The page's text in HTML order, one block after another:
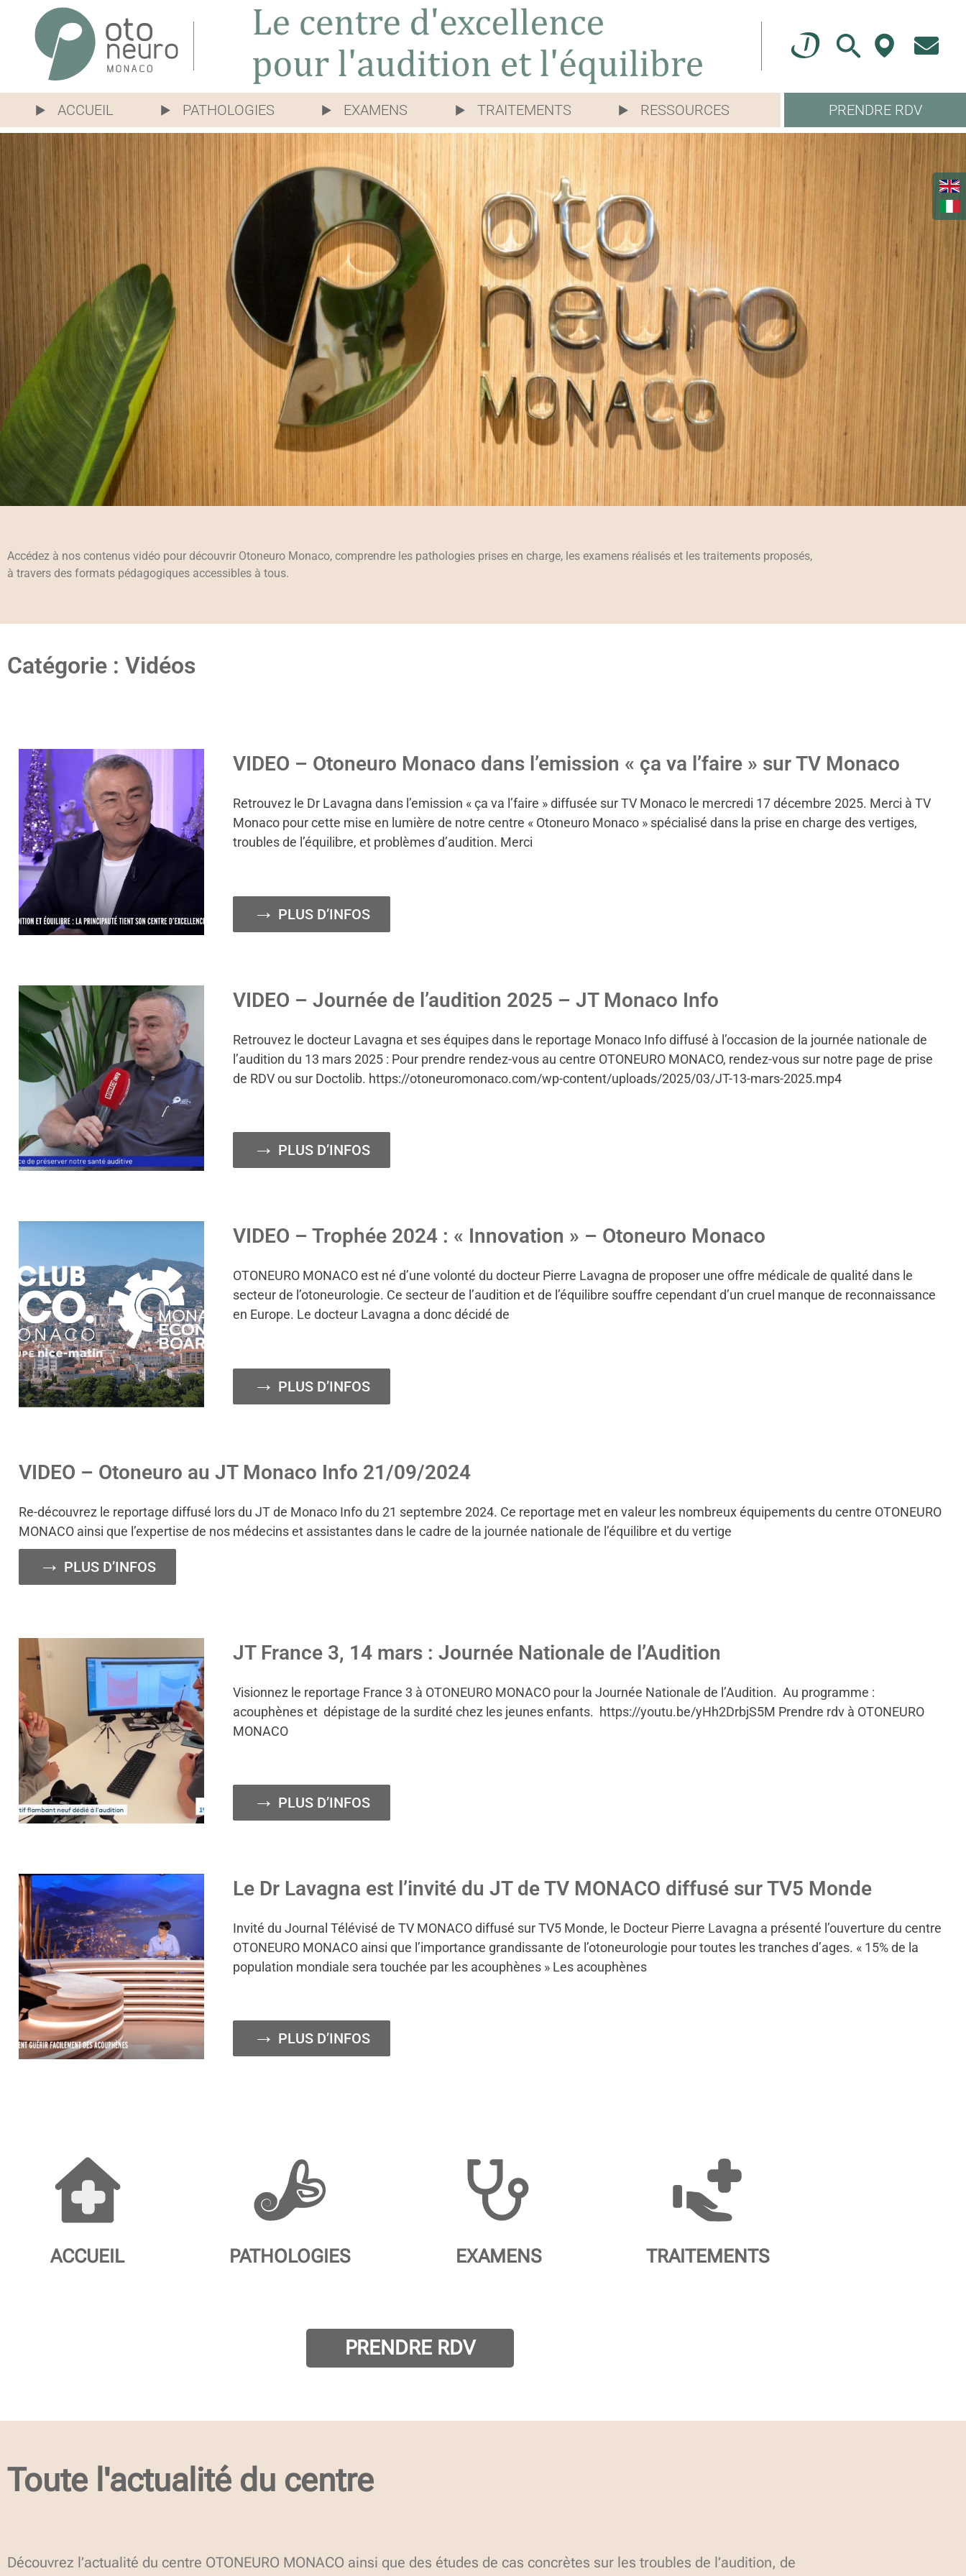
ACCUEIL PATHOLOGIES EXAMENS TRAITEMENTS RESSOURCES PRENDRE RDV
Accédez à nos contenus vidéo pour découvrir Otoneuro Monaco, comprendre les pathologies prises en charge, les examens réalisés et les traitements proposés,
à travers des formats pédagogiques accessibles à tous.
Catégorie : Vidéos
VIDEO – Otoneuro Monaco dans l’emission « ça va l’faire » sur TV Monaco
Retrouvez le Dr Lavagna dans l’emission « ça va l’faire » diffusée sur TV Monaco le mercredi 17 décembre 2025. Merci à TV
Monaco pour cette mise en lumière de notre centre « Otoneuro Monaco » spécialisé dans la prise en charge des vertiges,
troubles de l’équilibre, et problèmes d’audition. Merci
PLUS D’INFOS
VIDEO – Journée de l’audition 2025 – JT Monaco Info
Retrouvez le docteur Lavagna et ses équipes dans le reportage Monaco Info diffusé à l’occasion de la journée nationale de
l’audition du 13 mars 2025 : Pour prendre rendez-vous au centre OTONEURO MONACO, rendez-vous sur notre page de prise
de RDV ou sur Doctolib. https://otoneuromonaco.com/wp-content/uploads/2025/03/JT-13-mars-2025.mp4
PLUS D’INFOS
VIDEO – Trophée 2024 : « Innovation » – Otoneuro Monaco
OTONEURO MONACO est né d’une volonté du docteur Pierre Lavagna de proposer une offre médicale de qualité dans le
secteur de l’otoneurologie. Ce secteur de l’audition et de l’équilibre souffre cependant d’un cruel manque de reconnaissance
en Europe. Le docteur Lavagna a donc décidé de
PLUS D’INFOS
VIDEO – Otoneuro au JT Monaco Info 21/09/2024
Re-découvrez le reportage diffusé lors du JT de Monaco Info du 21 septembre 2024. Ce reportage met en valeur les nombreux équipements du centre OTONEURO
MONACO ainsi que l’expertise de nos médecins et assistantes dans le cadre de la journée nationale de l’équilibre et du vertige
PLUS D’INFOS
JT France 3, 14 mars : Journée Nationale de l’Audition
Visionnez le reportage France 3 à OTONEURO MONACO pour la Journée Nationale de l’Audition. Au programme :
acouphènes et dépistage de la surdité chez les jeunes enfants. https://youtu.be/yHh2DrbjS5M Prendre rdv à OTONEURO
MONACO
PLUS D’INFOS
Le Dr Lavagna est l’invité du JT de TV MONACO diffusé sur TV5 Monde
Invité du Journal Télévisé de TV MONACO diffusé sur TV5 Monde, le Docteur Pierre Lavagna a présenté l’ouverture du centre
OTONEURO MONACO ainsi que l’importance grandissante de l’otoneurologie pour toutes les tranches d’ages. « 15% de la
population mondiale sera touchée par les acouphènes » Les acouphènes
PLUS D’INFOS
ACCUEIL PATHOLOGIES EXAMENS TRAITEMENTS
PRENDRE RDV
Toute l'actualité du centre
Découvrez l’actualité du centre OTONEURO MONACO ainsi que des études de cas concrètes sur les troubles de l’audition, de